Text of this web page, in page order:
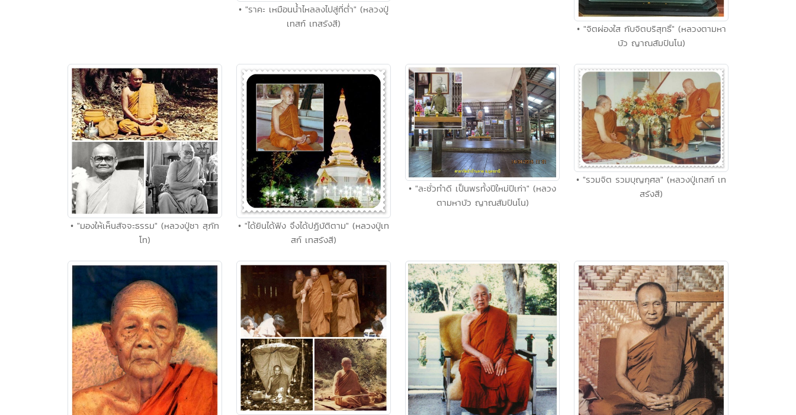
• "ราคะ เหมือนน้ำไหลลงไปสู่ที่ต่ำ" (หลวงปู่
เทสก์ เทสรังสี)
• "จิตผ่องใส กับจิตบริสุทธิ์" (หลวงตามหา
บัว ญาณสัมปันโน)
• "มองให้เห็นสัจจะธรรม" (หลวงปู่ชา สุภัท
โท)
• "ได้ยินได้ฟัง จึงได้ปฏิบัติตาม" (หลวงปู่เท
สก์ เทสรังสี)
• "ละชั่วทำดี เป็นพรทั้งปีใหม่ปีเก่า" (หลวง
ตามหาบัว ญาณสัมปันโน)
• "รวมจิต รวมบุญกุศล" (หลวงปู่เทสก์ เท
สรังสี)